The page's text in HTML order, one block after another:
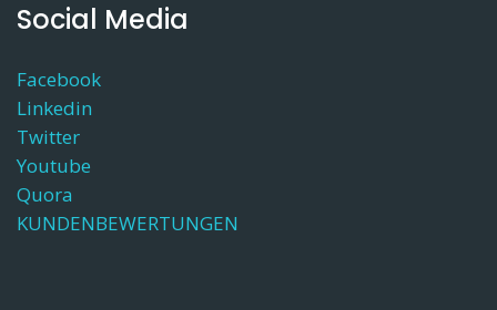
Social Media
Facebook
Linkedin
Twitter
Youtube
Quora
KUNDENBEWERTUNGEN